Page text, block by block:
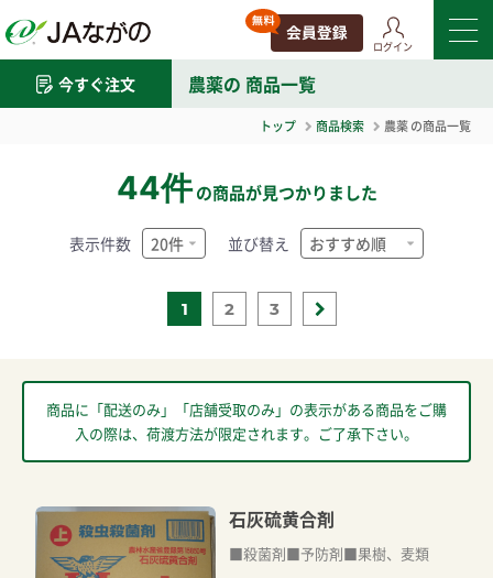
ログイン
今すぐ注文 農薬の 商品一覧
トップ 商品検索 農薬の商品一覧
44件 の商品が見つかりました
1 2 3
表示件数 並び替え
商品に「配送のみ」「店舗受取のみ」の表示がある商品をご購
入の際は、荷渡方法が限定されます。ご了承下さい。
石灰硫黄合剤
■殺菌剤■予防剤■果樹、麦類